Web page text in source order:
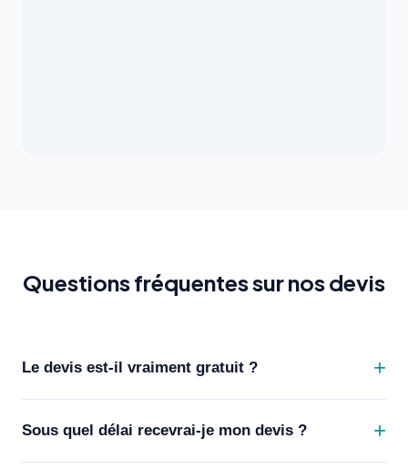
Questions fréquentes sur nos devis
Le devis est-il vraiment gratuit ?
Sous quel délai recevrai-je mon devis ?